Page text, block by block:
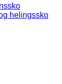
helingssko